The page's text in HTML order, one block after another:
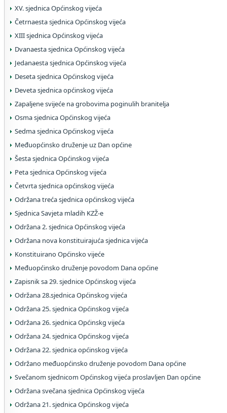
XV. sjednica Općinskog vijeća
Četrnaesta sjednica Općinskog vijeća
XIII sjednica Općinskog vijeća
Dvanaesta sjednica Općinskog vijeća
Jedanaesta sjednica Općinskog vijeća
Deseta sjednica Općinskog vijeća
Deveta sjednica općinskog vijeća
Zapaljene svijeće na grobovima poginulih branitelja
Osma sjednica Općinskog vijeća
Sedma sjednica Općinskog vijeća
Međuopćinsko druženje uz Dan općine
Šesta sjednica Općinskog vijeća
Peta sjednica Općinskog vijeća
Četvrta sjednica općinskog vijeća
Održana treća sjednica općinskog vijeća
Sjednica Savjeta mladih KZŽ-e
Održana 2. sjednica Općinskog vijeća
Održana nova konstituirajuća sjednica vijeća
Konstituirano Općinsko vijeće
Međuopćinsko druženje povodom Dana općine
Zapisnik sa 29. sjednice Općinskog vijeća
Održana 28.sjednica Općinskog vijeća
Održana 25. sjednica Općinskog vijeća
Održana 26. sjednica Općinskg vijeća
Održana 24. sjednica Općinskog vijeća
Održana 22. sjednica općinskog vijeća
Održano međuopćinsko druženje povodom Dana općine
Svečanom sjednicom Općinskog vijeća proslavljen Dan općine
Održana svečana sjednica Općinskog vijeća
Održana 21. sjednica Općinskog vijeća